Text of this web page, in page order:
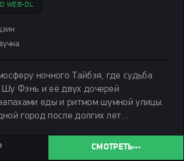
WEB-DL
ночного Тайбэя, где судьба
Фэнь и её двух дочерей
еды и ритмом шумной улицы.
город после долгих лет
каждая из героинь вынуждена
СМОТРЕТЬ